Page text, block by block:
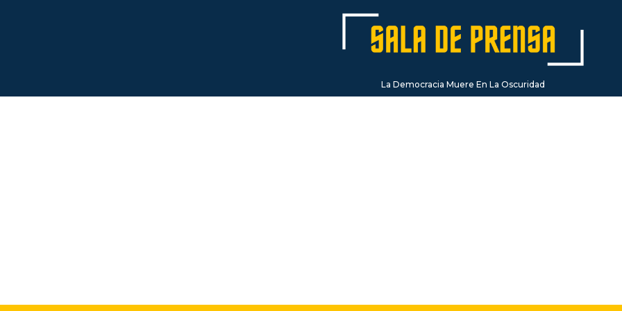
La Democracia Muere En La Oscuridad